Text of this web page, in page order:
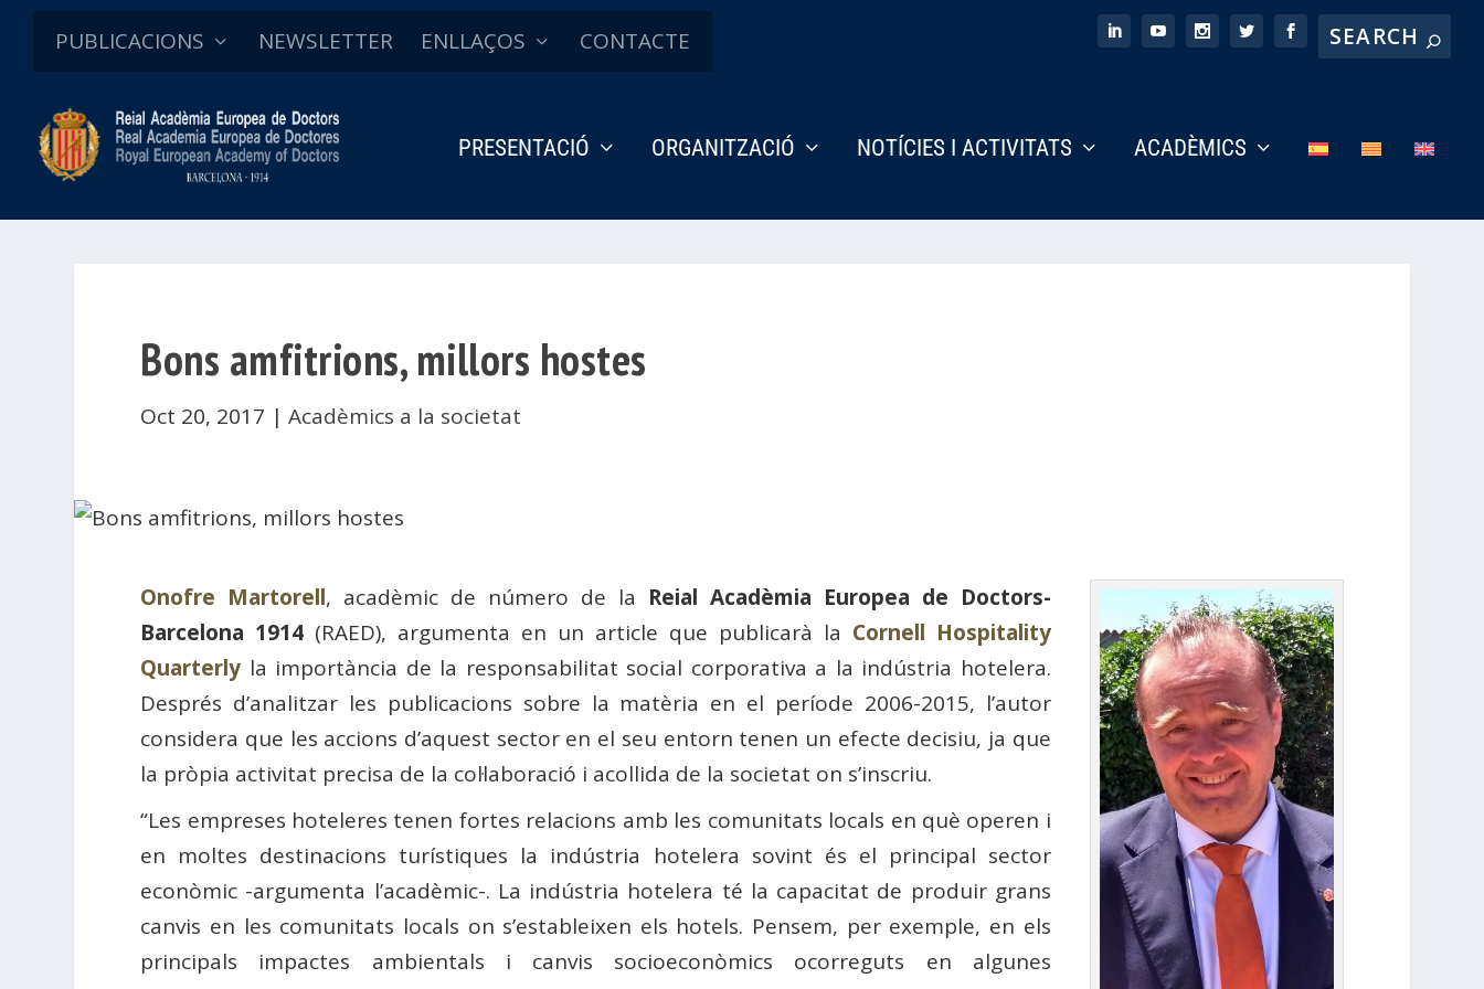
PUBLICACIONS NEWSLETTER ENLLAÇOS CONTACTE
PRESENTACIÓ ORGANITZACIÓ NOTÍCIES I ACTIVITATS ACADÈMICS
Bons amfitrions, millors hostes
Oct 20, 2017 |Acadèmics a la societat
Onofre Martorell, acadèmic de número de la Reial Acadèmia Europea de Doctors-
Barcelona 1914 (RAED), argumenta en un article que publicarà la Cornell Hospitality
Quarterly la importància de la responsabilitat social corporativa a la indústria hotelera.
Després d’analitzar les publicacions sobre la matèria en el període 2006-2015, l’autor
considera que les accions d’aquest sector en el seu entorn tenen un efecte decisiu, ja que
la pròpia activitat precisa de la col·laboració i acollida de la societat on s’inscriu.
“Les empreses hoteleres tenen fortes relacions amb les comunitats locals en què operen i
en moltes destinacions turístiques la indústria hotelera sovint és el principal sector
econòmic -argumenta l’acadèmic-. La indústria hotelera té la capacitat de produir grans
canvis en les comunitats locals on s’estableixen els hotels. Pensem, per exemple, en els
principals impactes ambientals i canvis socioeconòmics ocorreguts en algunes